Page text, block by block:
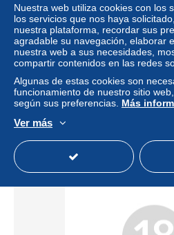
Envío gratis
Zoo humain, Jardin
±
Estatus
Nuestra web utiliza cookies con los
los servicios que nos haya
nuestra plataforma, recordar sus
agradable su navegación, elaborar
nuestra web a sus necesidades,
compartir contenidos en las redes
Algunas de estas cookies son
funcionamiento de nuestro sitio
según sus preferencias. Más
Ver más